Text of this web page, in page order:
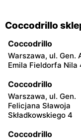
Coccodrillo
Coccodrillo
Warszawa, ul. Gen.
Emila Fieldorfa Nila
Coccodrillo
Warszawa, ul. Gen.
Felicjana Sławoja
Składkowskiego 4
Coccodrillo